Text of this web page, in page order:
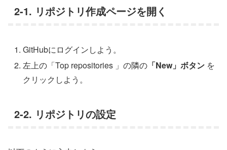
2-1. リポジトリ作成ページを開く
GitHubにログインしよう。
左上の「Top repositories 」の隣の 「New」ボタン を
クリックしよう。
2-2. リポジトリの設定